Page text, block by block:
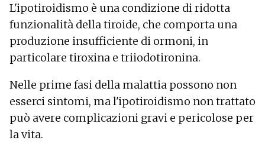
Capelli fragili
Aumento di peso
Rigidità muscolare
Perdita di capelli - caduta eccessiva di capelli
L'isola
Palpebra gonfia
Crescita lenta delle unghie
Disfunzione erettile
Disturbi del ciclo mestruale
L'ipotiroidismo è una condizione di ridotta
funzionalità della tiroide, che comporta una
produzione insufficiente di ormoni, in
particolare tiroxina e triiodotironina.
Nelle prime fasi della malattia possono non
esserci sintomi, ma l'ipotiroidismo non trattato
può avere complicazioni gravi e pericolose per
la vita.